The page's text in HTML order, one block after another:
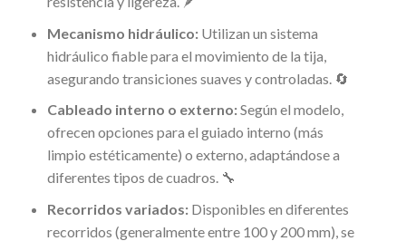
Mecanismo hidráulico:Utilizan un sistema
hidráulico fiable para el movimiento de la tija,
asegurando transiciones suaves y controladas. 🔄
Cableado interno o externo:Según el modelo,
ofrecen opciones para el guiado interno (más
limpio estéticamente) o externo, adaptándose a
diferentes tipos de cuadros. 🔧
Recorridos variados:Disponibles en diferentes
recorridos (generalmente entre 100 y 200 mm), se